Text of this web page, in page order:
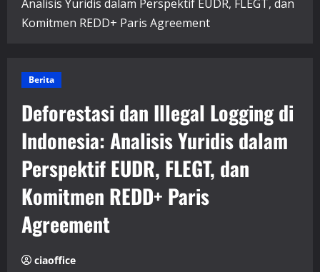
Analisis Yuridis dalam Perspektif EUDR, FLEGT, dan
Komitmen REDD+ Paris Agreement
Berita
Deforestasi dan Illegal Logging di
Indonesia: Analisis Yuridis dalam
Perspektif EUDR, FLEGT, dan
Komitmen REDD+ Paris
Agreement
ciaoffice